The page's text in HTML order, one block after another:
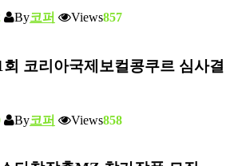
By코퍼 Views857
코리아국제보컬콩쿠르 심사결
By코퍼 Views858